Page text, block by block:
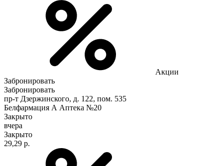
Акции
Забронировать
Забронировать
пр-т Дзержинского, д. 122, пом. 535
Белфармация А Аптека №20
Закрыто
вчера
Закрыто
29,29 р.